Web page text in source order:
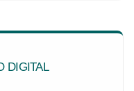
DIGITAL